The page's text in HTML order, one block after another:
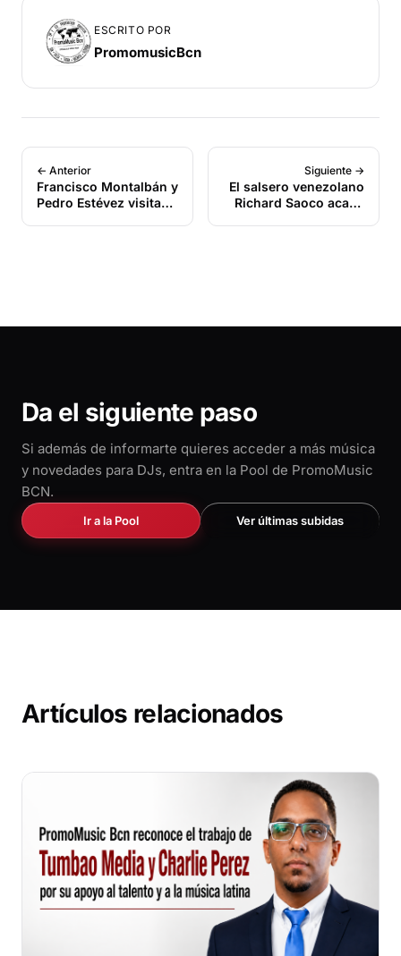
ESCRITO POR
PromomusicBcn
← Anterior
Francisco Montalbán y
Pedro Estévez visitan
Siguiente →
El salsero venezolano
Richard Saoco acaba
Da el siguiente paso
Si además de informarte quieres acceder a más música
y novedades para DJs, entra en la Pool de PromoMusic
BCN.
Ir a la Pool Ver últimas subidas
Artículos relacionados